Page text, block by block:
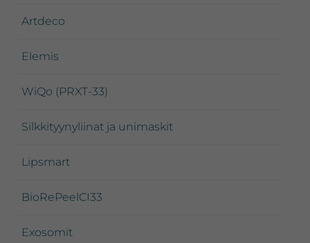
Artdeco
Elemis
WiQo (PRXT-33)
Silkkityynyliinat ja unimaskit
Lipsmart
BioRePeelCI33
Exosomit